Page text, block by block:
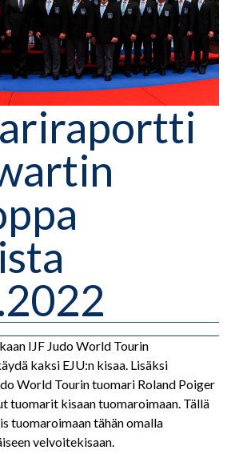
IJF Judo World Tourin
kaksi EJU:n kisaa. Lisäksi
World Tourin tuomari Roland Poiger
tuomarit kisaan tuomaroimaan. Tällä
tuomaroimaan tähän omalla
velvoitekisaan.